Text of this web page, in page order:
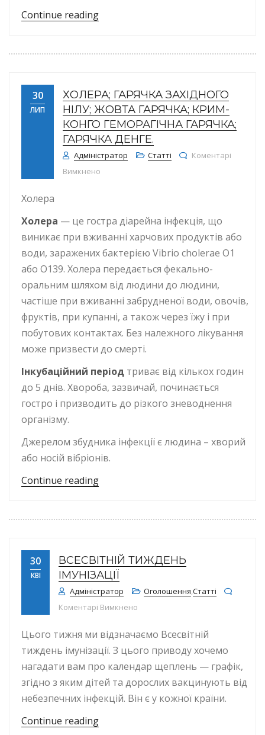
Continue reading“Вірусні гепатити”
30
ЛИП
ХОЛЕРА; ГАРЯЧКА ЗАХІДНОГО
НІЛУ; ЖОВТА ГАРЯЧКА; КРИМ-
КОНГО ГЕМОРАГІЧНА ГАРЯЧКА;
ГАРЯЧКА ДЕНГЕ.
Адміністратор Статті
Коментарі
Вимкнено
Холера
Холера — це гостра діарейна інфекція, що
виникає при вживанні харчових продуктів або
води, заражених бактерією Vibrio cholerae О1
або О139. Холера передається фекально-
оральним шляхом від людини до людини,
частіше при вживанні забрудненої води, овочів,
фруктів, при купанні, а також через їжу і при
побутових контактах. Без належного лікування
може призвести до смерті.
Інкубаційний період триває від кількох годин
до 5 днів. Хвороба, зазвичай, починається
гостро і призводить до різкого зневоднення
організму.
Джерелом збудника інфекції є людина – хворий
або носій вібріонів.
Continue reading“Холера; Гарячка Західного Нілу;
30
КВІ
ВСЕСВІТНІЙ ТИЖДЕНЬ
ІМУНІЗАЦІЇ
Адміністратор Оголошення,Статті
Коментарі Вимкнено
Цього тижня ми відзначаємо Всесвітній
тиждень імунізації. З цього приводу хочемо
нагадати вам про календар щеплень — графік,
згідно з яким дітей та дорослих вакцинують від
небезпечних інфекцій. Він є у кожної країни.
Continue reading“Всесвітній тиждень імунізації”